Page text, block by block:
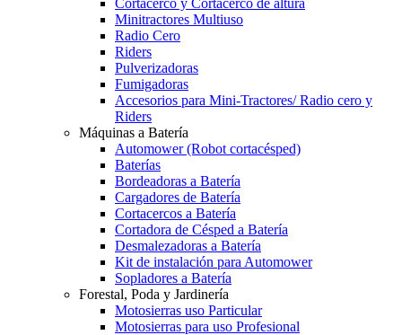
Minitractores Multiuso
Radio Cero
Riders
Pulverizadoras
Fumigadoras
Accesorios para Mini-Tractores/ Radio cero y
Riders
Máquinas a Batería
Automower (Robot cortacésped)
Baterías
Bordeadoras a Batería
Cargadores de Batería
Cortacercos a Batería
Cortadora de Césped a Batería
Desmalezadoras a Batería
Kit de instalación para Automower
Sopladores a Batería
Forestal, Poda y Jardinería
Motosierras uso Particular
Motosierras para uso Profesional